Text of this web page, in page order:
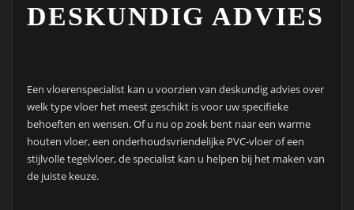
DESKUNDIG ADVIES
Een vloerenspecialist kan u voorzien van deskundig advies over
welk type vloer het meest geschikt is voor uw specifieke
behoeften en wensen. Of u nu op zoek bent naar een warme
houten vloer, een onderhoudsvriendelijke PVC-vloer of een
stijlvolle tegelvloer, de specialist kan u helpen bij het maken van
de juiste keuze.